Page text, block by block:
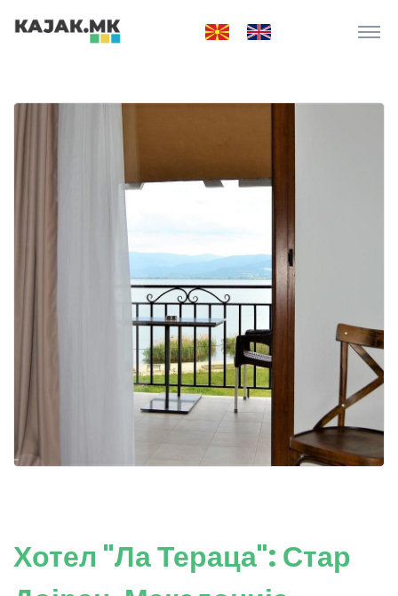
Хотел "Ла Тераца": Стар